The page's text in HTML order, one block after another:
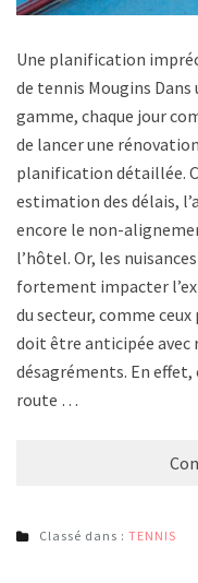
Une planification
de tennis Mougins
gamme, chaque jour
de lancer une
planification détaillée.
estimation des délais,
encore le non-
l’hôtel. Or, les
fortement impacter
du secteur, comme ceux
doit être anticipée
désagréments. En effet,
route …
Classé dans : TENNIS